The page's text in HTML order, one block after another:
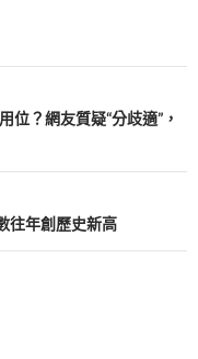
位？網友質疑“分歧適”，
往年創歷史新高